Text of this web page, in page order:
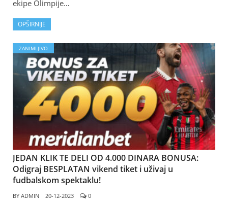
ekipe Olimpije…
OPŠIRNIJE
ZANIMLJIVO
JEDAN KLIK TE DELI OD 4.000 DINARA BONUSA:
Odigraj BESPLATAN vikend tiket i uživaj u
fudbalskom spektaklu!
BY ADMIN 20-12-2023 0